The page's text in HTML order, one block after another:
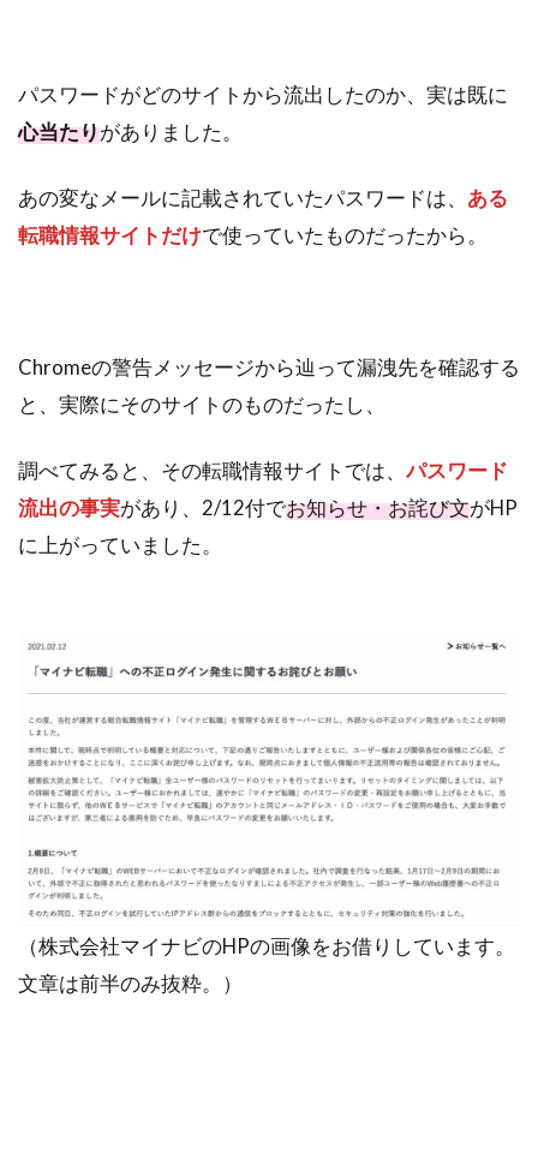
パスワードがどのサイトから流出したのか、実は既に
心当たりがありました。
あの変なメールに記載されていたパスワードは、 ある
転職情報サイトだけで使っていたものだったから。
Chromeの警告メッセージから辿って漏洩先を確認する
と、実際にそのサイトのものだったし、
調べてみると、その転職情報サイトでは、パスワード
流出の事実があり、2/12付でお知らせ・お詫び文がHP
に上がっていました。
（株式会社マイナビのHPの画像をお借りしています。
文章は前半のみ抜粋。）